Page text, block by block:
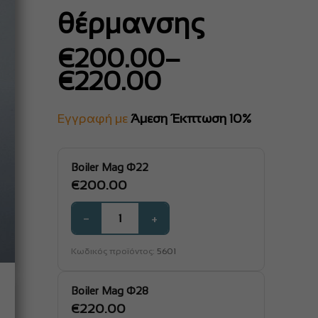
θέρμανσης
€200.00–
€220.00
Price
range:
€200.00
€220.00
Εγγραφή με Άμεση Έκπτωση 10%
Boiler Mag Φ22
€200.00
− +
Κωδικός προϊόντος: 5601
Boiler Mag Φ28
€220.00